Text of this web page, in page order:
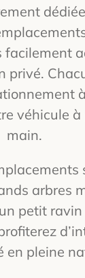
facilement
privé.
véhicule à
main.
arbres
petit ravin
en pleine